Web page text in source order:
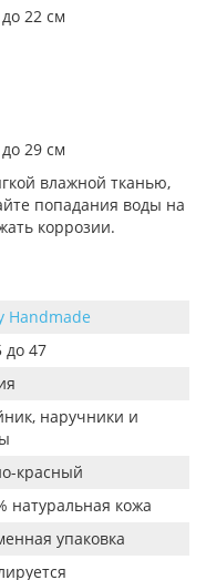
22 см
29 см
влажной тканью,
попадания воды на
коррозии.
Handmade
до 47
наручники и
красный
натуральная кожа
упаковка